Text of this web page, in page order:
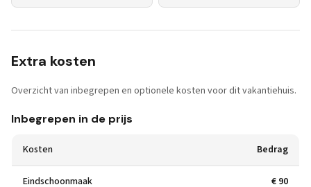
Extra kosten
Overzicht van inbegrepen en optionele kosten voor dit vakantiehuis.
Inbegrepen in de prijs
Kosten Bedrag
Eindschoonmaak € 90